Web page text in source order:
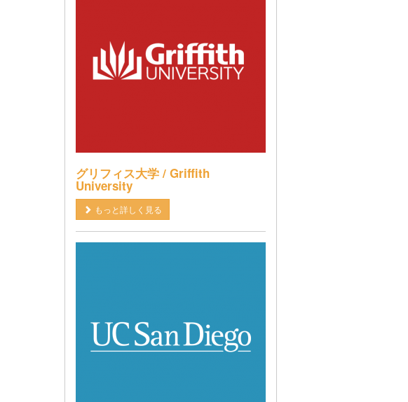
グリフィス大学 / Griffith
University
もっと詳しく見る